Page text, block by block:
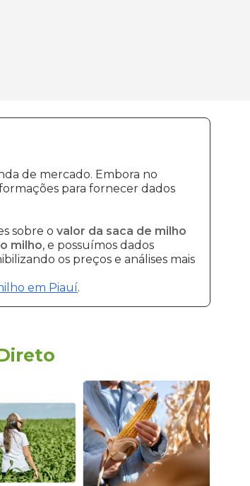
de mercado. Embora no
para fornecer dados
sobre o valor da saca de milho
milho, e possuímos dados
os preços e análises mais
em Piauí.